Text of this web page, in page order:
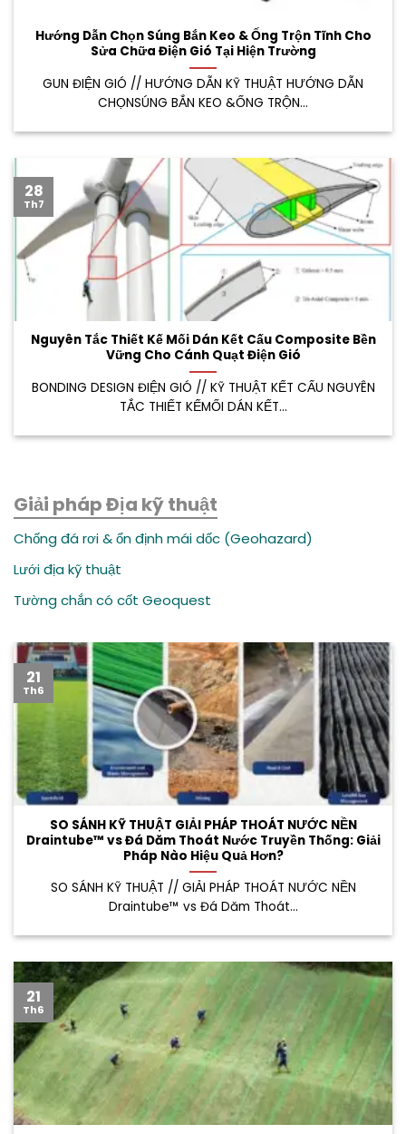
Hướng Dẫn Chọn Súng Bắn Keo & Ống Trộn Tĩnh Cho
Sửa Chữa Điện Gió Tại Hiện Trường
GUN ĐIỆN GIÓ // HƯỚNG DẪN KỸ THUẬT HƯỚNG DẪN
CHỌNSÚNG BẮN KEO &ỐNG TRỘN...
Nguyên Tắc Thiết Kế Mối Dán Kết Cấu Composite Bền
Vững Cho Cánh Quạt Điện Gió
BONDING DESIGN ĐIỆN GIÓ // KỸ THUẬT KẾT CẤU NGUYÊN
TẮC THIẾT KẾMỐI DÁN KẾT...
28
Th7
Giải pháp Địa kỹ thuật
Chống đá rơi & ổn định mái dốc (Geohazard)
Lưới địa kỹ thuật
Tường chắn có cốt Geoquest
SO SÁNH KỸ THUẬT GIẢI PHÁP THOÁT NƯỚC NỀN
Draintube™ vs Đá Dăm Thoát Nước Truyền Thống: Giải
Pháp Nào Hiệu Quả Hơn?
SO SÁNH KỸ THUẬT // GIẢI PHÁP THOÁT NƯỚC NỀN
Draintube™ vs Đá Dăm Thoát...
21
Th6
21
Th6